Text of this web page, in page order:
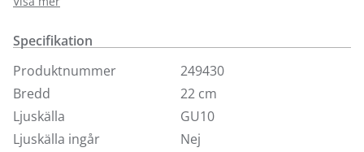
och beige för enkelt köp online.
Ingår i serien YES! från C/O Bankeryd där du även hittar
bordslampa och vägglampa.
Specifikation
Produktnummer
249430
Bredd
22 cm
Ljuskälla
GU10
Ljuskälla ingår
Nej